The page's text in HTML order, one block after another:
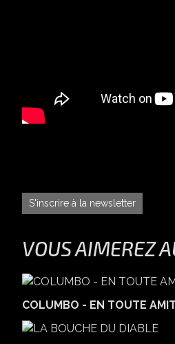
S'inscrire à la newsletter
VOUS AIMEREZ
COLUMBO - EN TOUTE